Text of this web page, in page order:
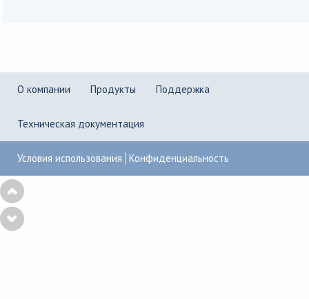
О компании Продукты Поддержка
Техническая документация
Условия использования Конфиденциальность